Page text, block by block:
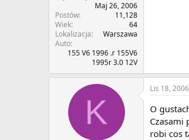
Maj 26, 2006
Postów
11,128
Wiek
64
Lokalizacja
Warszawa
Auto
155 V6 1996 .r 155V6
1995r 3.0 12V
K
Lis 18, 2006
O
Czasami
robi cos